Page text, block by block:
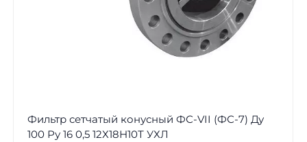
Фильтр сетчатый конусный ФС-VII (ФС-7) Ду
100 Ру 16 0,5 12Х18Н10Т УХЛ